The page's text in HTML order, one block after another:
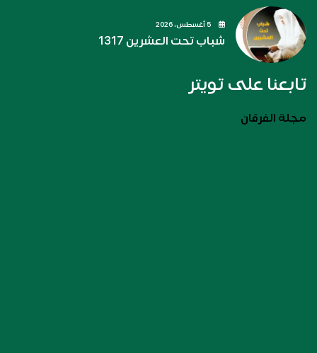
شباب تحت العشرين 1317
تابعنا على تويتر
مجلة الفرقان